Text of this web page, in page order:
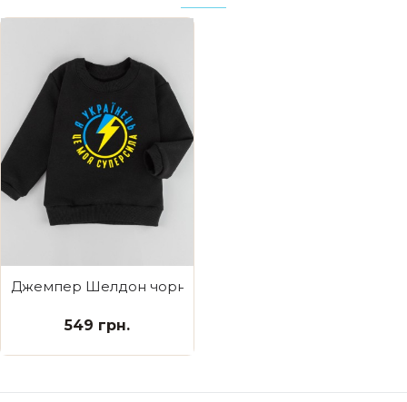
Джемпер Шелдон чорний з начосом Моя суперсила
549 грн.